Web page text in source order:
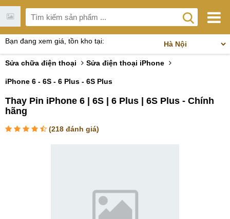
Bạn đang xem giá, tồn kho tại:
Sửa chữa điện thoại Sửa điện thoại iPhone
iPhone 6 - 6S - 6 Plus - 6S Plus
Thay Pin iPhone 6 | 6S | 6 Plus | 6S Plus - Chính
hãng
(218 đánh giá)